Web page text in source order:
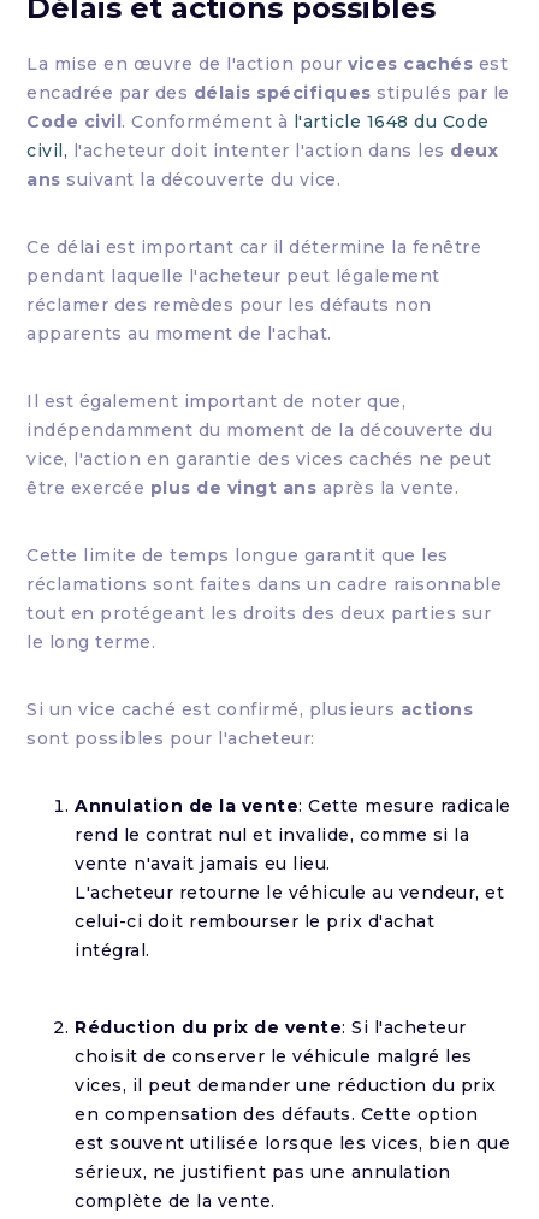
Délais et actions possibles
La mise en œuvre de l'action pourvices cachés est
encadrée par des délais spécifiques stipulés par le
Code civil. Conformément à l'article 1648 du Code
civil, l'acheteur doit intenter l'action dans les deux
ans suivant la découverte du vice.
Ce délai est important car il détermine la fenêtre
pendant laquelle l'acheteur peut légalement
réclamer des remèdes pour les défauts non
apparents au moment de l'achat.
Il est également important de noter que,
indépendamment du moment de la découverte du
vice, l'action en garantie des vices cachés ne peut
être exercée plus de vingt ans après la vente.
Cette limite de temps longue garantit que les
réclamations sont faites dans un cadre raisonnable
tout en protégeant les droits des deux parties sur
le long terme.
Si un vice caché est confirmé, plusieurs actions
sont possibles pour l'acheteur:
Annulation de la vente: Cette mesure radicale
rend le contrat nul et invalide, comme si la
vente n'avait jamais eu lieu.
L'acheteur retourne le véhicule au vendeur, et
celui-ci doit rembourser le prix d'achat
intégral.
Réduction du prix de vente: Si l'acheteur
choisit de conserver le véhicule malgré les
vices, il peut demander une réduction du prix
en compensation des défauts. Cette option
est souvent utilisée lorsque les vices, bien que
sérieux, ne justifient pas une annulation
complète de la vente.